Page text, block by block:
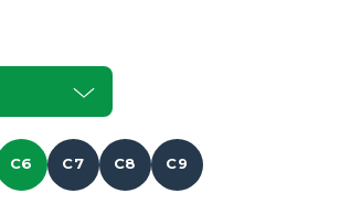
C6 C7 C8 C9